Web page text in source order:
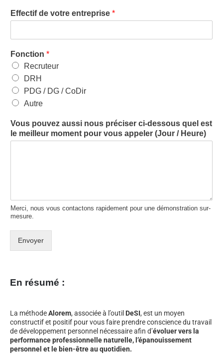
Effectif de votre entreprise *
Fonction *
Recruteur
DRH
PDG / DG / CoDir
Autre
Vous pouvez aussi nous préciser ci-dessous quel est
le meilleur moment pour vous appeler (Jour / Heure)
Merci, nous vous contactons rapidement pour une démonstration sur-
mesure.
Envoyer
En résumé :
La méthodeAlorem, associée à l’outil DeSI, est un moyen
constructif et positif pour vous faire prendre conscience du travail
de développement personnel nécessaire afin d’évoluer vers la
performance professionnelle naturelle, l’épanouissement
personnel et le bien-être au quotidien.